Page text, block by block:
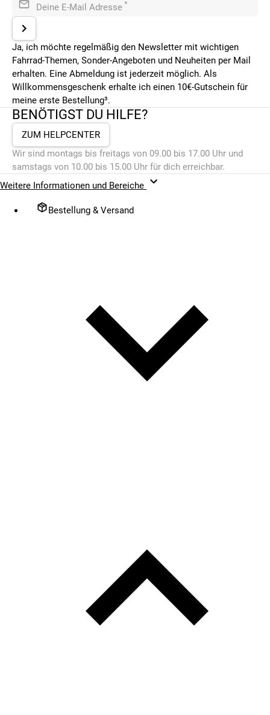
Deine E-Mail Adresse *
Ja, ich möchte regelmäßig den Newsletter mit wichtigen
Fahrrad-Themen, Sonder-Angeboten und Neuheiten per Mail
erhalten. Eine Abmeldung ist jederzeit möglich. Als
Willkommensgeschenk erhalte ich einen 10€-Gutschein für
meine erste Bestellung³.
BENÖTIGST DU HILFE?
ZUM HELPCENTER
Wir sind montags bis freitags von 09.00 bis 17.00 Uhr und
samstags von 10.00 bis 15.00 Uhr für dich erreichbar.
Weitere Informationen und Bereiche
Bestellung & Versand